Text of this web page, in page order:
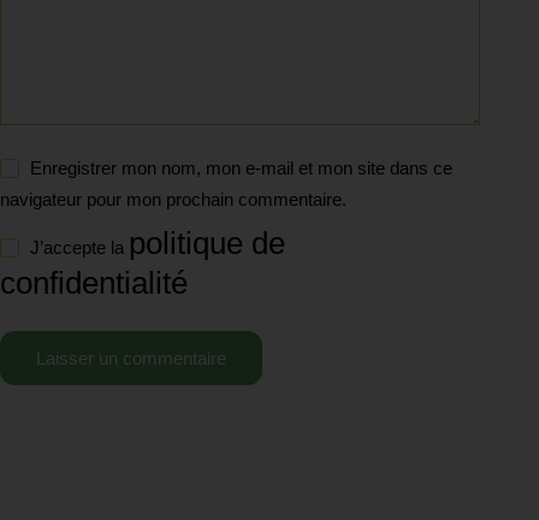
Enregistrer mon nom, mon e-mail et mon site dans ce
navigateur pour mon prochain commentaire.
J’accepte la politique de
confidentialité
Laisser un commentaire